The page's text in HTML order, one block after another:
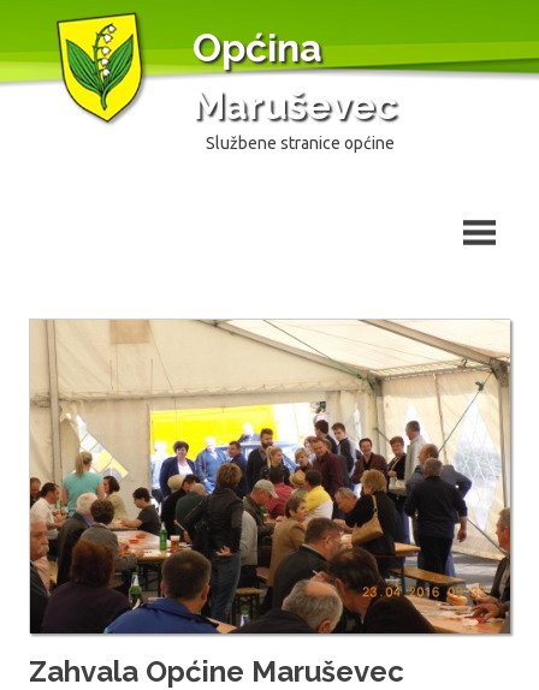
content
Općina
Maruševec
Službene stranice općine
Zahvala Općine Maruševec